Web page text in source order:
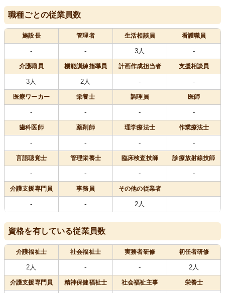
職種ごとの従業員数
施設長 管理者 生活相談員 看護職員
- - 3人 -
介護職員 機能訓練指導員 計画作成担当者 支援相談員
3人 2人 - -
医療ワーカー 栄養士 調理員 医師
- - - -
歯科医師 薬剤師 理学療法士 作業療法士
- - - -
言語聴覚士 管理栄養士 臨床検査技師 診療放射線技師
- - - -
介護支援専門員 事務員 その他の従業者
- - 2人
資格を有している従業員数
介護福祉士 社会福祉士 実務者研修 初任者研修
2人 - - 2人
介護支援専門員 精神保健福祉士 社会福祉主事 栄養士